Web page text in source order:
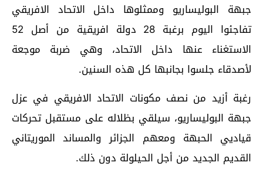
جبهة البوليساريو وممثلوها داخل الاتحاد الافريقي
تفاجئوا اليوم برغبة 28 دولة افريقية من أصل 52
الاستغناء عنها داخل الاتحاد، وهي ضربة موجعة
لأصدقاء جلسوا بجانبها كل هذه السنين.
رغبة أزيد من نصف مكونات الاتحاد الافريقي في عزل
جبهة البوليساريو، سيلقي بظلاله على مستقبل تحركات
قياديي الحبهة ومعهم الجزائر والمساند الموريتاني
القديم الجديد من أجل الحيلولة دون ذلك.